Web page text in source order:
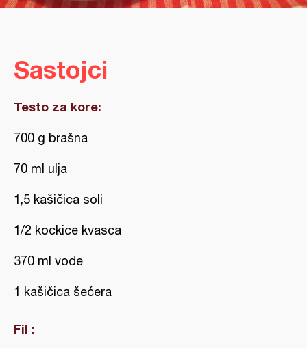
Sastojci
Testo za kore:
700 g brašna
70 ml ulja
1,5 kašičica soli
1/2 kockice kvasca
370 ml vode
1 kašičica šećera
Fil :